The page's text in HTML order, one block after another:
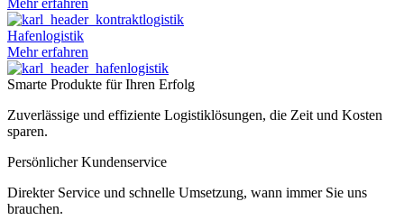
Hafenlogistik
Mehr erfahren
Smarte Produkte für Ihren Erfolg
Zuverlässige und effiziente Logistiklösungen, die Zeit und Kosten
sparen.
Persönlicher Kundenservice
Direkter Service und schnelle Umsetzung, wann immer Sie uns
brauchen.